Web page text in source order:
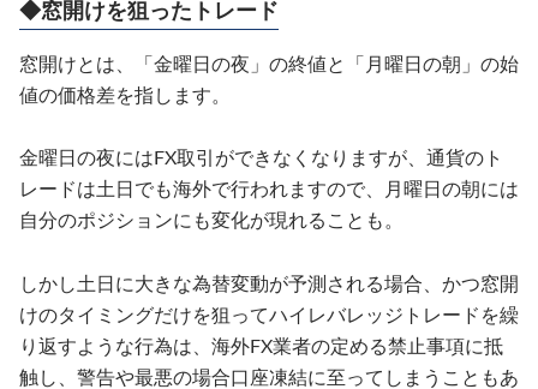
◆窓開けを狙ったトレード
窓開けとは、「金曜日の夜」の終値と「月曜日の朝」の始
値の価格差を指します。
金曜日の夜にはFX取引ができなくなりますが、通貨のト
レードは土日でも海外で行われますので、月曜日の朝には
自分のポジションにも変化が現れることも。
しかし土日に大きな為替変動が予測される場合、かつ窓開
けのタイミングだけを狙ってハイレバレッジトレードを繰
り返すような行為は、海外FX業者の定める禁止事項に抵
触し、警告や最悪の場合口座凍結に至ってしまうこともあ